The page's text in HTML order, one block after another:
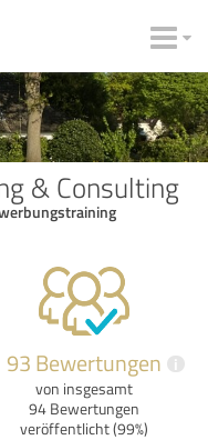
& Consulting
93 Bewertungen i
von insgesamt
94 Bewertungen
veröffentlicht (99%)